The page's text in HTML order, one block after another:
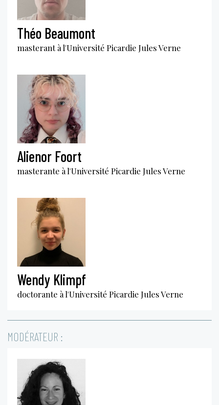
Théo Beaumont
masterant à l'Université Picardie Jules Verne
Alienor Foort
masterante à l'Université Picardie Jules Verne
Wendy Klimpf
doctorante à l'Université Picardie Jules Verne
MODÉRATEUR :